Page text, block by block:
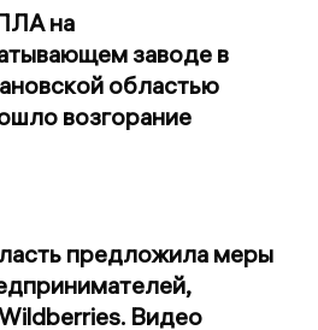
на
заводе в
областью
возгорание
предложила меры
Видео